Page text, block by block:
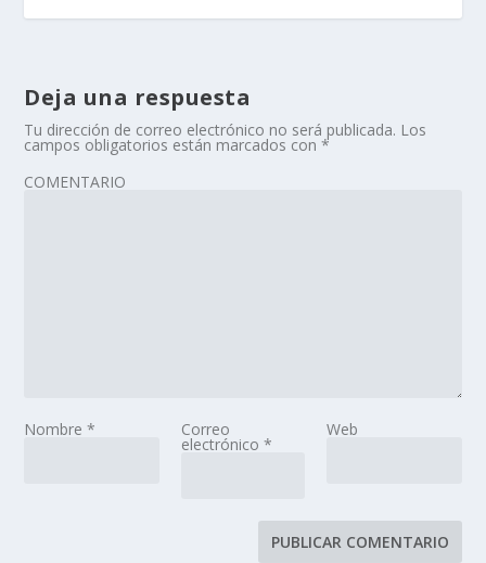
Deja una respuesta
Tu dirección de correo electrónico no será publicada. Los
campos obligatorios están marcados con*
COMENTARIO
Nombre* Correo
electrónico *
Web